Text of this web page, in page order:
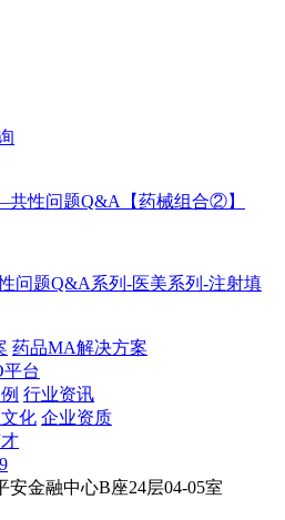
性问题Q&A【药械组合②】
问题Q&A系列-医美系列-注射填
药品MA解决方案
台
行业资讯
化 企业资质
金融中心B座24层04-05室